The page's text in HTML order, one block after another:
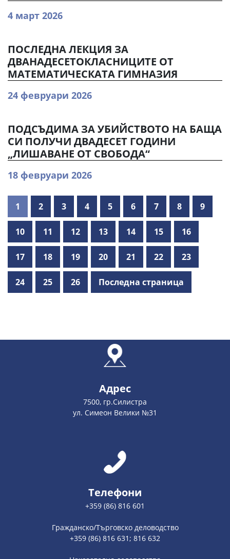
4 март 2026
ПОСЛЕДНА ЛЕКЦИЯ ЗА
ДВАНАДЕСЕТОКЛАСНИЦИТЕ ОТ
МАТЕМАТИЧЕСКАТА ГИМНАЗИЯ
24 февруари 2026
ПОДСЪДИМА ЗА УБИЙСТВОТО НА БАЩА
СИ ПОЛУЧИ ДВАДЕСЕТ ГОДИНИ
„ЛИШАВАНЕ ОТ СВОБОДА“
18 февруари 2026
1 2 3 4 5 6 7 8 9
10 11 12 13 14 15 16
17 18 19 20 21 22 23
24 25 26 Последна страница
Адрес
7500, гр.Силистра
ул. Симеон Велики №31
Телефони
+359 (86) 816 601
Гражданско/Търговско деловодство
+359 (86) 816 631; 816 632